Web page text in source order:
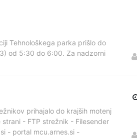
Tehnološkega parka prišlo do
od 5:30 do 6:00. Za nadzorni
prihajalo do krajših motenj
- FTP strežnik - Filesender
- portal mcu.arnes.si -